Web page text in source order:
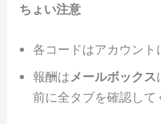
ちょい注意
各コードはアカウント
報酬はメールボックス
前に全タブを確認して